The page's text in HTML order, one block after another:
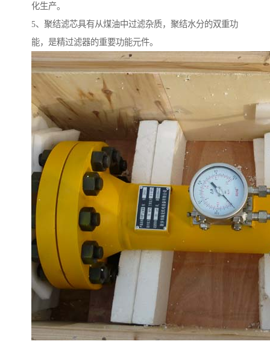
化生产。
5、聚结滤芯具有从煤油中过滤杂质，聚结水分的双重功
能，是精过滤器的重要功能元件。